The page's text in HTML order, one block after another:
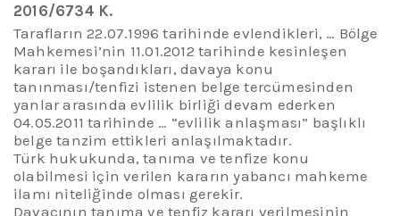
2016/6734 K.
Tarafların 22.07.1996 tarihinde evlendikleri, … Bölge
Mahkemesi’nin 11.01.2012 tarihinde kesinleşen
kararı ile boşandıkları, davaya konu
tanınması/tenfizi istenen belge tercümesinden
yanlar arasında evlilik birliği devam ederken
04.05.2011 tarihinde … “evlilik anlaşması” başlıklı
belge tanzim ettikleri anlaşılmaktadır.
Türk hukukunda, tanıma ve tenfize konu
olabilmesi için verilen kararın yabancı mahkeme
ilamı niteliğinde olması gerekir.
Davacının tanıma ve tenfiz kararı verilmesinin